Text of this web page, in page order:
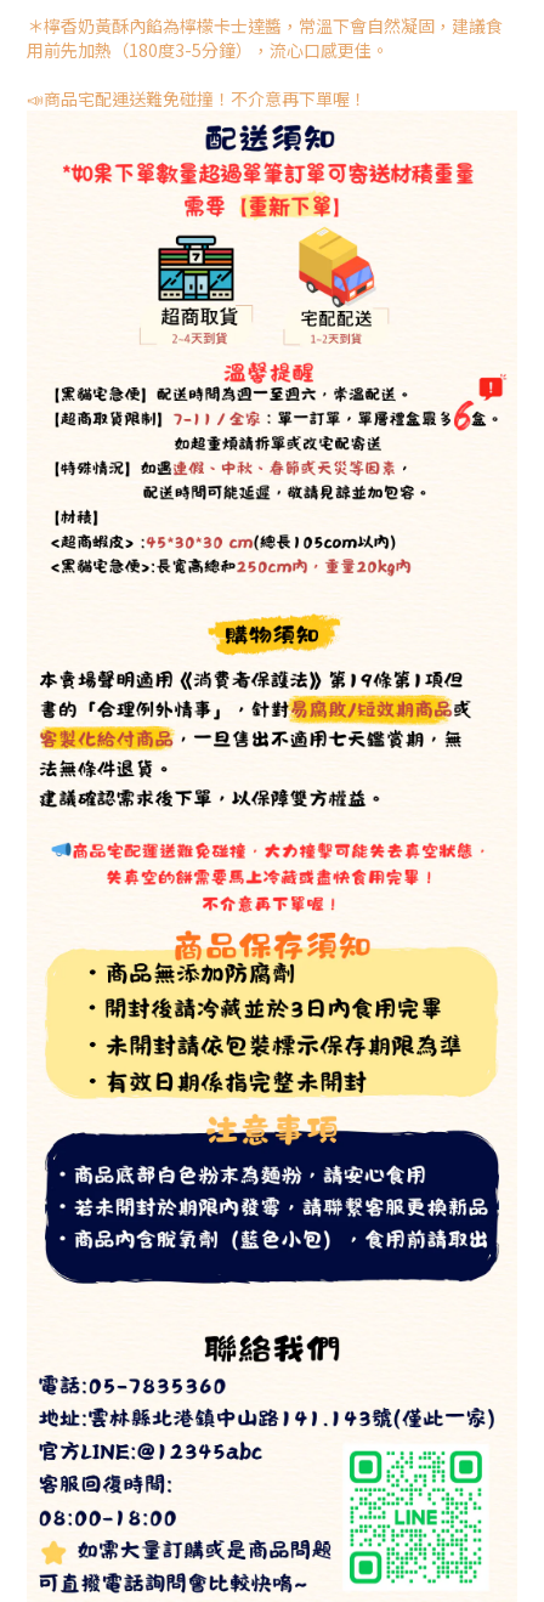
＊檸香奶黃酥內餡為檸檬卡士達醬，常溫下會自然凝固，建議食
用前先加熱（180度3-5分鐘），流心口感更佳。
📣商品宅配運送難免碰撞！不介意再下單喔！